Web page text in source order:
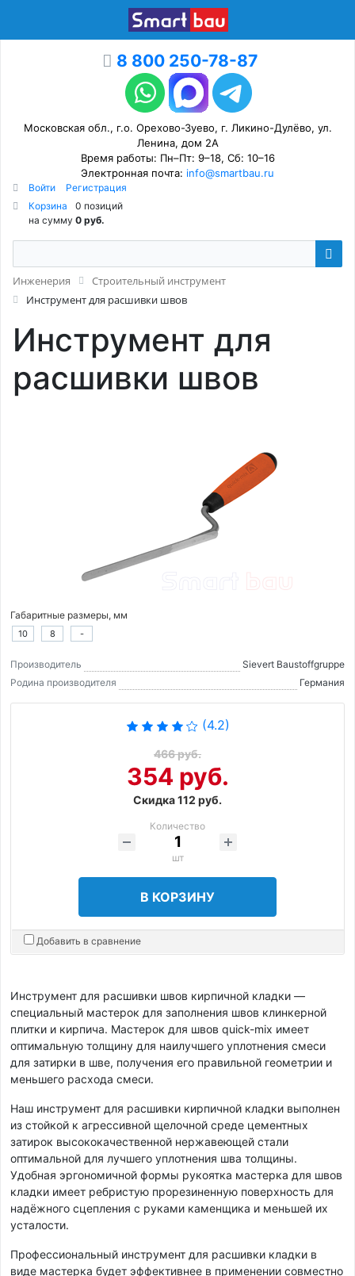
8 800 250-78-87
Московская обл., г.о. Орехово-Зуево, г. Ликино-Дулёво, ул.
Ленина, дом 2А
Время работы: Пн–Пт: 9–18, Сб: 10–16
Электронная почта: info@smartbau.ru
Войти
Регистрация
Корзина
0 позиций
на сумму 0 руб.
Инженерия
Строительный инструмент
Инструмент для расшивки швов
Инструмент для
расшивки швов
Габаритные размеры, мм
10 8 -
Производитель
Sievert Baustoffgruppe
Родина производителя
Германия
(4.2)
466 руб.
354 руб.
Скидка 112 руб.
Количество
шт
В КОРЗИНУ
Добавить в сравнение
Инструмент для расшивки швов кирпичной кладки —
специальный мастерок для заполнения швов клинкерной
плитки и кирпича. Мастерок для швов quick-mix имеет
оптимальную толщину для наилучшего уплотнения смеси
для затирки в шве, получения его правильной геометрии и
меньшего расхода смеси.
Наш инструмент для расшивки кирпичной кладки выполнен
из стойкой к агрессивной щелочной среде цементных
затирок высококачественной нержавеющей стали
оптимальной для лучшего уплотнения шва толщины.
Удобная эргономичной формы рукоятка мастерка для швов
кладки имеет ребристую прорезиненную поверхность для
надёжного сцепления с руками каменщика и меньшей их
усталости.
Профессиональный инструмент для расшивки кладки в
виде мастерка будет эффективнее в применении совместно